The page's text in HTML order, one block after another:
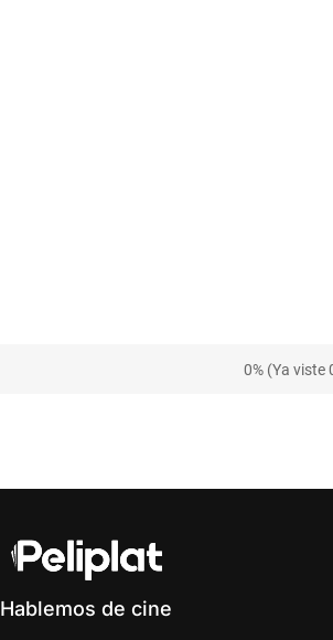
0% (Ya viste
Hablemos de cine